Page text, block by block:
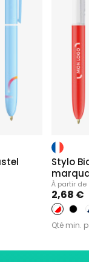
Stylo
À partir de
2,68 €
Qté min.